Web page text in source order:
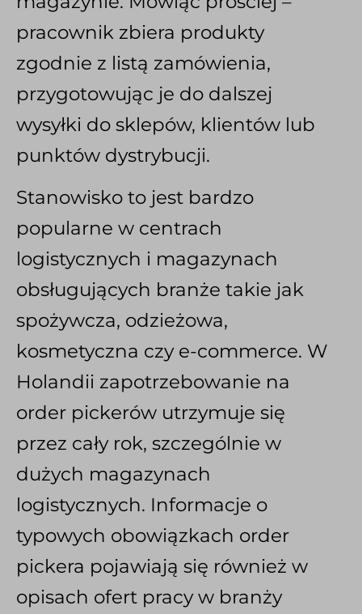
pracownik zbiera produkty
zgodnie z listą zamówienia,
przygotowując je do dalszej
wysyłki do sklepów, klientów lub
punktów dystrybucji.
Stanowisko to jest bardzo
popularne w centrach
logistycznych i magazynach
obsługujących branże takie jak
spożywcza, odzieżowa,
kosmetyczna czy e-commerce. W
Holandii zapotrzebowanie na
order pickerów utrzymuje się
przez cały rok, szczególnie w
dużych magazynach
logistycznych. Informacje o
typowych obowiązkach order
pickera pojawiają się również w
opisach ofert pracy w branży